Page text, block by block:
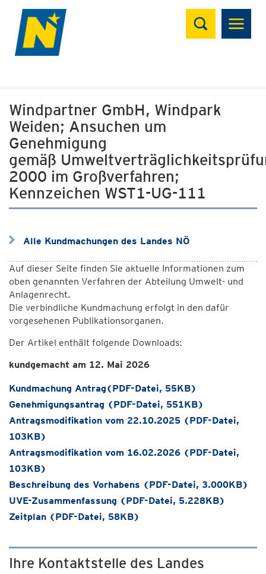
Suchen
Windpartner GmbH, Windpark
Weiden; Ansuchen um
Genehmigung
gemäß
2000 im Großverfahren;
Kennzeichen WST1-UG-111
Alle Kundmachungen des Landes NÖ
Auf dieser Seite finden Sie aktuelle Informationen zum
oben genannten Verfahren der Abteilung Umwelt- und
Anlagenrecht.
Die verbindliche Kundmachung erfolgt in den dafür
vorgesehenen Publikationsorganen.
Der Artikel enthält folgende Downloads:
kundgemacht am 12. Mai 2026
Kundmachung Antrag(PDF-Datei, 55KB)
Genehmigungsantrag (PDF-Datei, 551KB)
Antragsmodifikation vom 22.10.2025 (PDF-Datei,
103KB)
Antragsmodifikation vom 16.02.2026 (PDF-Datei,
103KB)
Beschreibung des Vorhabens (PDF-Datei, 3.000KB)
UVE-Zusammenfassung (PDF-Datei, 5.228KB)
Zeitplan (PDF-Datei, 58KB)
Ihre Kontaktstelle des Landes